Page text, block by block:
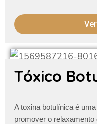
Tóxico
A toxina botulínica é
promover o